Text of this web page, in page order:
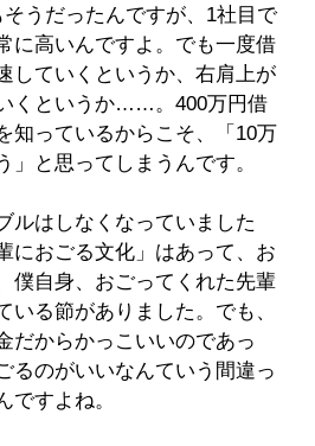
うだったんですが、1社目で
に高いんですよ。でも一度借
していくというか、右肩上が
くというか……。400万円借
知っているからこそ、「10万
」と思ってしまうんです。
ルはしなくなっていました
におごる文化」はあって、お
僕自身、おごってくれた先輩
いる節がありました。でも、
だからかっこいいのであっ
るのがいいなんていう間違っ
ですよね。